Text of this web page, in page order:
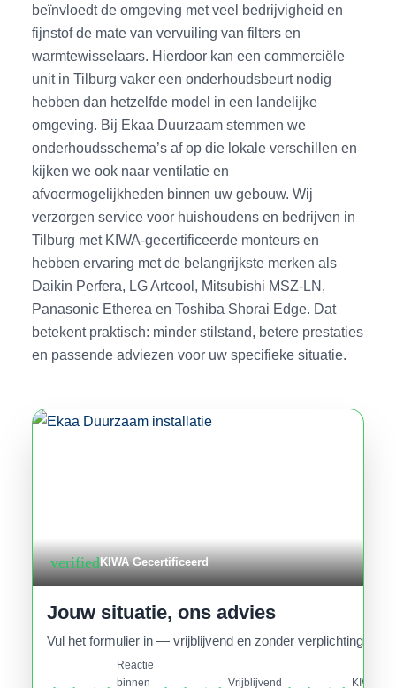
beïnvloedt de omgeving met veel bedrijvigheid en
fijnstof de mate van vervuiling van filters en
warmtewisselaars. Hierdoor kan een commerciële
unit in Tilburg vaker een onderhoudsbeurt nodig
hebben dan hetzelfde model in een landelijke
omgeving. Bij Ekaa Duurzaam stemmen we
onderhoudsschema’s af op die lokale verschillen en
kijken we ook naar ventilatie en
afvoermogelijkheden binnen uw gebouw. Wij
verzorgen service voor huishoudens en bedrijven in
Tilburg met KIWA-gecertificeerde monteurs en
hebben ervaring met de belangrijkste merken als
Daikin Perfera, LG Artcool, Mitsubishi MSZ-LN,
Panasonic Etherea en Toshiba Shorai Edge. Dat
betekent praktisch: minder stilstand, betere prestaties
en passende adviezen voor uw specifieke situatie.
verifiedKIWA Gecertificeerd
Jouw situatie, ons advies
Vul het formulier in — vrijblijvend en zonder verplichtingen.
Reactie
binnen
Vrijblijvend
KIWA